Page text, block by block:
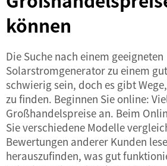
können
Die Suche nach einem geeigneten
Solarstromgenerator zu einem
schwierig sein, doch es gibt
zu finden. Beginnen Sie online:
Großhandelspreise an. Beim
Sie verschiedene Modelle
Bewertungen anderer Kunden
herauszufinden, was gut